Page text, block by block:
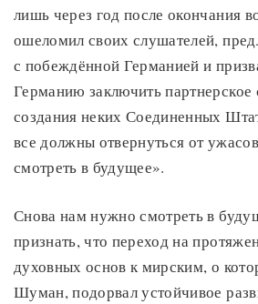
лишь через год после окончания
ошеломил своих слушателей,
с побеждённой Германией и
Германию заключить партнерское
создания неких Соединенных
все должны отвернуться от
смотреть в будущее».
Снова нам нужно смотреть в
признать, что переход на
духовных основ к мирским, о
Шуман, подорвал устойчивое